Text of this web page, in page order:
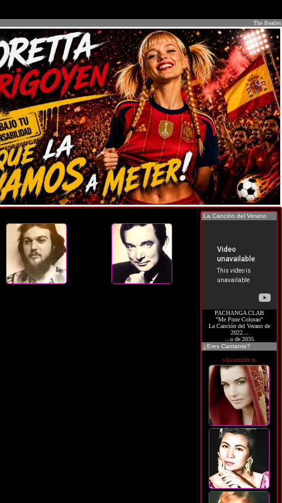
The Beatles
La Canción del Verano
PACHANGA CLAB
"Me Pone Colorao"
La Canción del Verano de
2022...
...o de 2035
¿Eres Cantante?
soycantante.es